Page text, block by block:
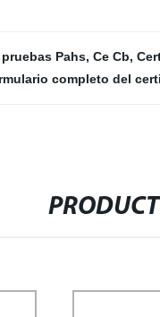
Pahs, Ce Cb,
completo del